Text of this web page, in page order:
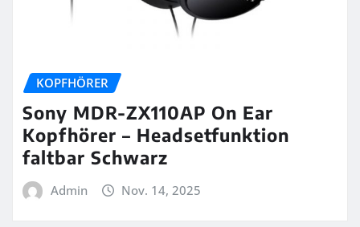
KOPFHÖRER
Sony MDR-ZX110AP On Ear
Kopfhörer – Headsetfunktion
faltbar Schwarz
Admin Nov. 14, 2025